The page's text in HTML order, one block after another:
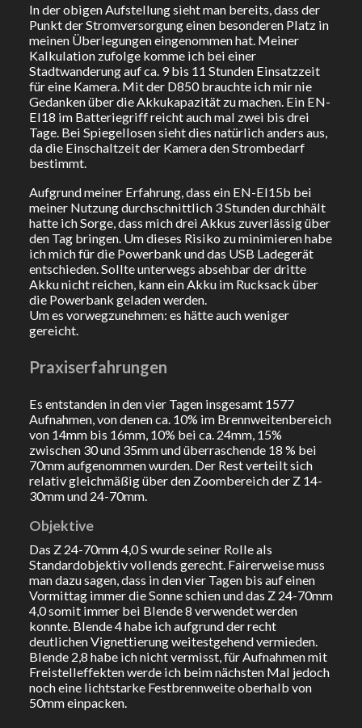
In der obigen Aufstellung sieht man bereits, dass der
Punkt der Stromversorgung einen besonderen Platz in
meinen Überlegungen eingenommen hat. Meiner
Kalkulation zufolge komme ich bei einer
Stadtwanderung auf ca. 9 bis 11 Stunden Einsatzzeit
für eine Kamera. Mit der D850 brauchte ich mir nie
Gedanken über die Akkukapazität zu machen. Ein EN-
El18 im Batteriegriff reicht auch mal zwei bis drei
Tage. Bei Spiegellosen sieht dies natürlich anders aus,
da die Einschaltzeit der Kamera den Strombedarf
bestimmt.
Aufgrund meiner Erfahrung, dass ein EN-El15b bei
meiner Nutzung durchschnittlich 3 Stunden durchhält
hatte ich Sorge, dass mich drei Akkus zuverlässig über
den Tag bringen. Um dieses Risiko zu minimieren habe
ich mich für die Powerbank und das USB Ladegerät
entschieden. Sollte unterwegs absehbar der dritte
Akku nicht reichen, kann ein Akku im Rucksack über
die Powerbank geladen werden.
Um es vorwegzunehmen: es hätte auch weniger
gereicht.
Praxiserfahrungen
Es entstanden in den vier Tagen insgesamt 1577
Aufnahmen, von denen ca. 10% im Brennweitenbereich
von 14mm bis 16mm, 10% bei ca. 24mm, 15%
zwischen 30 und 35mm und überraschende 18 % bei
70mm aufgenommen wurden. Der Rest verteilt sich
relativ gleichmäßig über den Zoombereich der Z 14-
30mm und 24-70mm.
Objektive
Das Z 24-70mm 4,0 S wurde seiner Rolle als
Standardobjektiv vollends gerecht. Fairerweise muss
man dazu sagen, dass in den vier Tagen bis auf einen
Vormittag immer die Sonne schien und das Z 24-70mm
4,0 somit immer bei Blende 8 verwendet werden
konnte. Blende 4 habe ich aufgrund der recht
deutlichen Vignettierung weitestgehend vermieden.
Blende 2,8 habe ich nicht vermisst, für Aufnahmen mit
Freistelleffekten werde ich beim nächsten Mal jedoch
noch eine lichtstarke Festbrennweite oberhalb von
50mm einpacken.